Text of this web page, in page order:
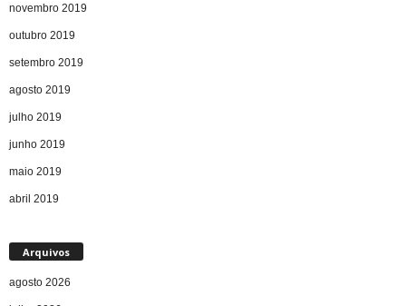
novembro 2019
outubro 2019
setembro 2019
agosto 2019
julho 2019
junho 2019
maio 2019
abril 2019
Arquivos
agosto 2026